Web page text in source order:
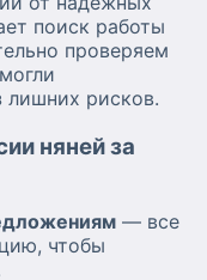
поиск работы
проверяем
лишних рисков.
няней за
— все
чтобы